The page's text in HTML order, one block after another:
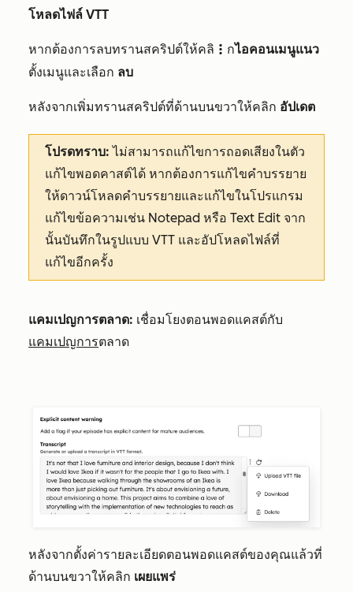
โหลดไฟล์ VTT
หากต้องการลบทรานสคริปต์ให้คลิ verticalMenu กไอคอนเมนูแนว
ตั้งเมนูและเลือก ลบ
หลังจากเพิ่มทรานสคริปต์ที่ด้านบนขวาให้คลิก อัปเดต
โปรดทราบ: ไม่สามารถแก้ไขการถอดเสียงในตัว
แก้ไขพอดคาสต์ได้ หากต้องการแก้ไขคำบรรยาย
ให้ดาวน์โหลดคำบรรยายและแก้ไขในโปรแกรม
แก้ไขข้อความเช่น Notepad หรือ Text Edit จาก
นั้นบันทึกในรูปแบบ VTT และอัปโหลดไฟล์ที่
แก้ไขอีกครั้ง
แคมเปญการตลาด: เชื่อมโยงตอนพอดแคสต์กับ
แคมเปญการตลาด
หลังจากตั้งค่ารายละเอียดตอนพอดแคสต์ของคุณแล้วที่
ด้านบนขวาให้คลิก เผยแพร่